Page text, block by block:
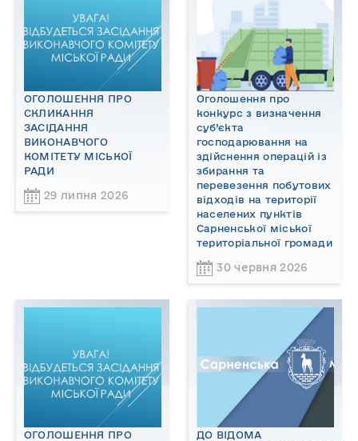
ОГОЛОШЕННЯ ПРО
СКЛИКАННЯ
ЗАСІДАННЯ
ВИКОНАВЧОГО
КОМІТЕТУ МІСЬКОЇ
РАДИ
29 липня 2026
Оголошення про
конкурс з визначення
суб’єкта
господарювання на
здійснення операцій із
збирання та
перевезення побутових
відходів на території
населених пунктів
Сарненської міської
територіальної громади
30 червня 2026
ОГОЛОШЕННЯ ПРО
ДО ВІДОМА